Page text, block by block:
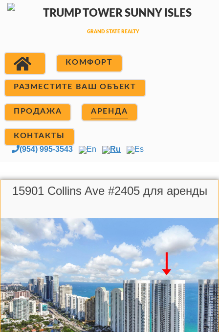
КОМФОРТ
РАЗМЕСТИТЕ ВАШ ОБЪЕКТ
ПРОДАЖА АРЕНДА
КОНТАКТЫ
(954) 995-3543 En Ru Es
15901 Collins Ave #2405 для аренды